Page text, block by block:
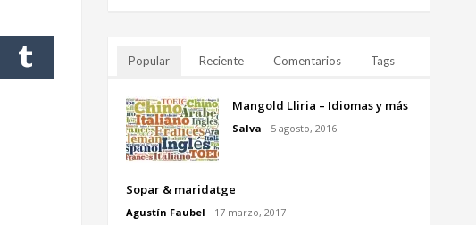
Popular Reciente Comentarios Tags
Mangold Lliria – Idiomas y más
Salva 5 agosto, 2016
Sopar & maridatge
Agustín Faubel 17 marzo, 2017